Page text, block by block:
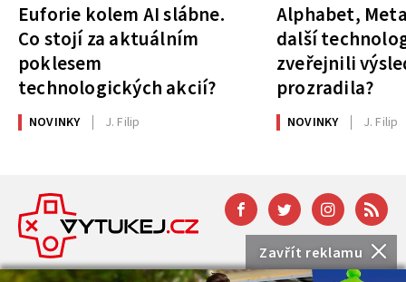
Zavřít reklamu
Euforie kolem AI slábne.
Co stojí za aktuálním
poklesem
technologických akcií?
NOVINKY J. Filip
Alphabet,
další
zveřejnili
prozradila?
NOVINKY J. Filip